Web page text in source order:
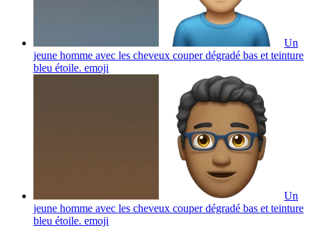
Un
jeune homme avec les cheveux couper dégradé bas et teinture
bleu étoile. emoji
Un
jeune homme avec les cheveux couper dégradé bas et teinture
bleu étoile. emoji